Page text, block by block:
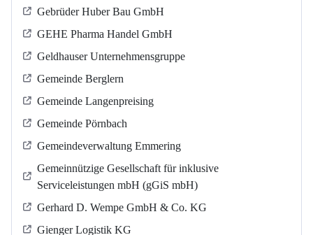
Gebrüder Huber Bau GmbH
GEHE Pharma Handel GmbH
Geldhauser Unternehmensgruppe
Gemeinde Berglern
Gemeinde Langenpreising
Gemeinde Pörnbach
Gemeindeverwaltung Emmering
Gemeinnützige Gesellschaft für inklusive
Serviceleistungen mbH (gGiS mbH)
Gerhard D. Wempe GmbH & Co. KG
Gienger Logistik KG